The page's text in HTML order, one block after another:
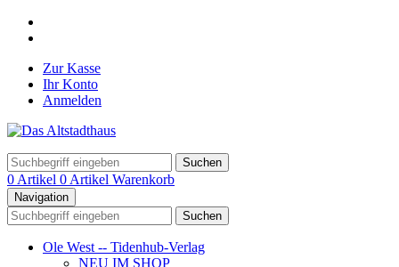
Zur Kasse
Ihr Konto
Anmelden
Suchen
0 Artikel 0 Artikel Warenkorb
Navigation
Suchen
Ole West -- Tidenhub-Verlag
NEU IM SHOP